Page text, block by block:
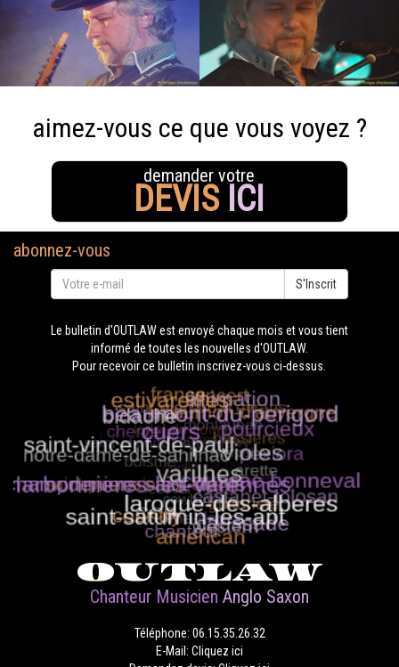
aimez-vous ce que vous voyez ?
demander votre
DEVIS ICI
abonnez-vous
S'Inscrit
Le bulletin d'OUTLAW est envoyé chaque mois et vous tient
informé de toutes les nouvelles d'OUTLAW.
Pour recevoir ce bulletin inscrivez-vous ci-dessus.
OUTLAW
Chanteur Musicien Anglo Saxon
Téléphone: 06.15.35.26.32
E-Mail: Cliquez ici